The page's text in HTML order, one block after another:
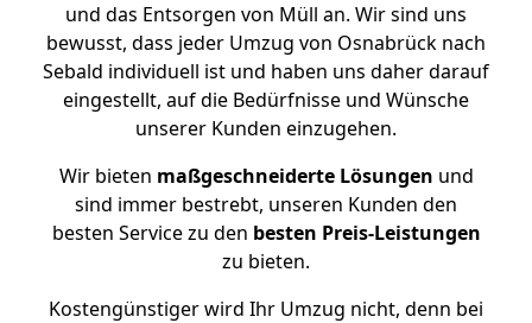
und das Entsorgen von Müll an. Wir sind uns
bewusst, dass jeder Umzug von Osnabrück nach
Sebald individuell ist und haben uns daher darauf
eingestellt, auf die Bedürfnisse und Wünsche
unserer Kunden einzugehen.
Wir bieten maßgeschneiderte Lösungen und
sind immer bestrebt, unseren Kunden den
besten Service zu den besten Preis-Leistungen
zu bieten.
Kostengünstiger wird Ihr Umzug nicht, denn bei